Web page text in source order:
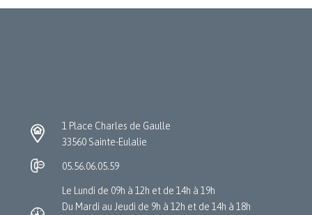
1 Place Charles de Gaulle
33560 Sainte-Eulalie
05.56.06.05.59
Le Lundi de 09h à 12h et de 14h à 19h
Du Mardi au Jeudi de 9h à 12h et de 14h à 18h